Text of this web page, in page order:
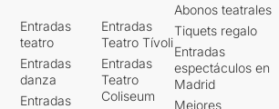
Entradas
teatro
Entradas
danza
Entradas
Entradas
Teatro Tívoli
Entradas
Teatro
Coliseum
Abonos teatrales
Tiquets regalo
Entradas
espectáculos en
Madrid
Mejores